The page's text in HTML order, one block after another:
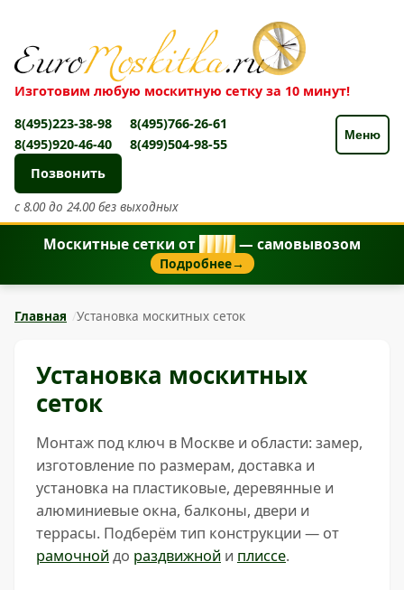
Изготовим любую москитную сетку за 10 минут!
8(495)223-38-98
8(495)766-26-61
8(495)920-46-40
8(499)504-98-55
Позвонить
с 8.00 до 24.00 без выходных
Меню
Москитные сетки от 850 ₽— самовывозом
Подробнее→
Главная Установка москитных сеток
Установка москитных
сеток
Монтаж под ключ в Москве и области: замер,
изготовление по размерам, доставка и
установка на пластиковые, деревянные и
алюминиевые окна, балконы, двери и
террасы. Подберём тип конструкции — от
рамочнойдо раздвижной и плиссе.